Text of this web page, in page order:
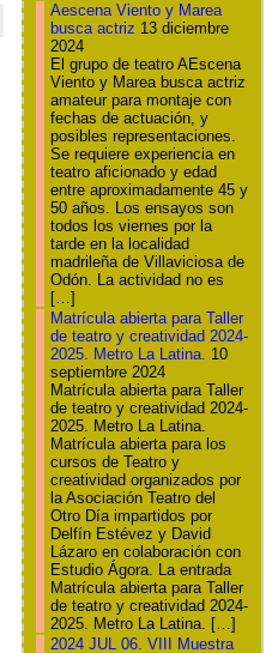
Aescena Viento y Marea
busca actriz 13 diciembre
2024
El grupo de teatro AEscena
Viento y Marea busca actriz
amateur para montaje con
fechas de actuación, y
posibles representaciones.
Se requiere experiencia en
teatro aficionado y edad
entre aproximadamente 45 y
50 años. Los ensayos son
todos los viernes por la
tarde en la localidad
madrileña de Villaviciosa de
Odón. La actividad no es
[…]
Matrícula abierta para Taller
de teatro y creatividad 2024-
2025. Metro La Latina. 10
septiembre 2024
Matrícula abierta para Taller
de teatro y creatividad 2024-
2025. Metro La Latina.
Matrícula abierta para los
cursos de Teatro y
creatividad organizados por
la Asociación Teatro del
Otro Día impartidos por
Delfín Estévez y David
Lázaro en colaboración con
Estudio Ágora. La entrada
Matrícula abierta para Taller
de teatro y creatividad 2024-
2025. Metro La Latina. […]
2024 JUL 06. VIII Muestra